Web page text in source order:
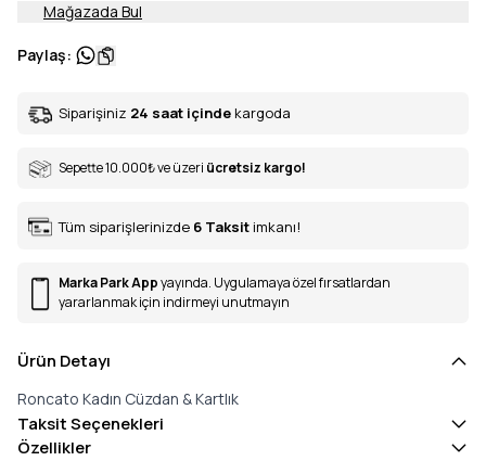
Mağazada Bul
Paylaş:
Siparişiniz 24 saat içinde kargoda
Sepette 10.000₺ve üzeri ücretsiz kargo!
Tüm siparişlerinizde 6 Taksit imkanı!
Marka Park Appyayında. Uygulamaya özel fırsatlardan
yararlanmak için indirmeyi unutmayın
Ürün Detayı
Roncato Kadın Cüzdan & Kartlık
Taksit Seçenekleri
Özellikler